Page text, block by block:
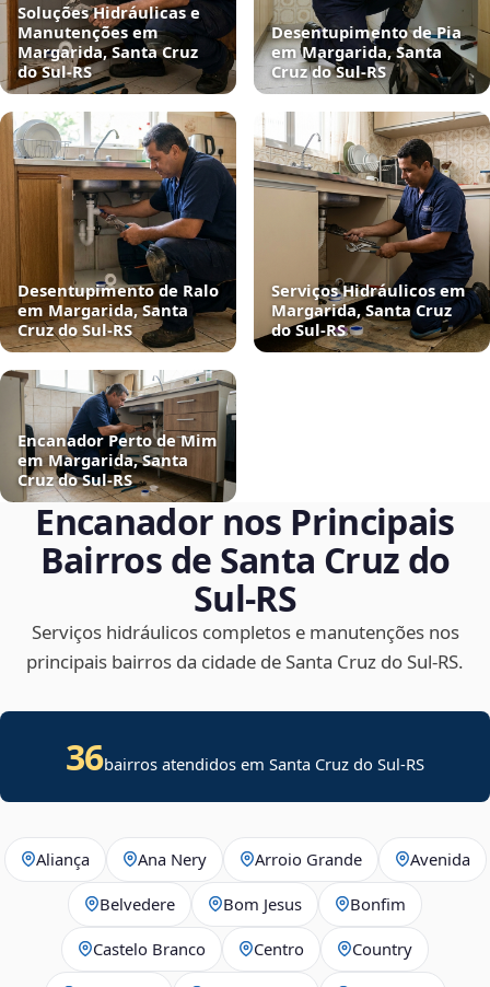
Soluções Hidráulicas e
Manutenções em
Margarida, Santa Cruz
do Sul‑RS
Desentupimento de Pia
em Margarida, Santa
Cruz do Sul‑RS
Desentupimento de Ralo
em Margarida, Santa
Cruz do Sul‑RS
Serviços Hidráulicos em
Margarida, Santa Cruz
do Sul‑RS
Encanador Perto de Mim
em Margarida, Santa
Cruz do Sul‑RS
Encanador nos Principais
Bairros de Santa Cruz do
Sul‑RS
Serviços hidráulicos completos e manutenções nos
principais bairros da cidade de Santa Cruz do Sul‑RS.
36bairros atendidos em Santa Cruz do Sul-RS
Aliança Ana Nery Arroio Grande Avenida
Belvedere Bom Jesus Bonfim
Castelo Branco Centro Country